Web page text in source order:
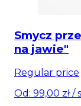
Smycz
na jawie"
Regular price
Od: 99,00 zł/